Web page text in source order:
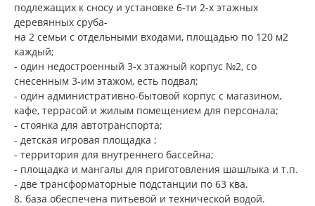
подлежащих к сносу и установке 6-ти 2-х этажных
деревянных сруба-
на 2 семьи с отдельными входами, площадью по 120 м2
каждый;
- один недостроенный 3-х этажный корпус №2, со
снесенным 3-им этажом, есть подвал;
- один административно-бытовой корпус с магазином,
кафе, террасой и жилым помещением для персонала;
- стоянка для автотранспорта;
- детская игровая площадка ;
- территория для внутреннего бассейна;
- площадка и мангалы для приготовления шашлыка и т.п.
- две трансформаторные подстанции по 63 ква.
8. база обеспечена питьевой и технической водой.